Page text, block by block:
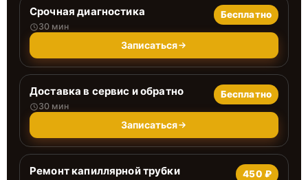
Срочная диагностика
30 мин
Бесплатно
Записаться
Доставка в сервис и обратно
30 мин
Бесплатно
Записаться
Ремонт капиллярной трубки 450 ₽